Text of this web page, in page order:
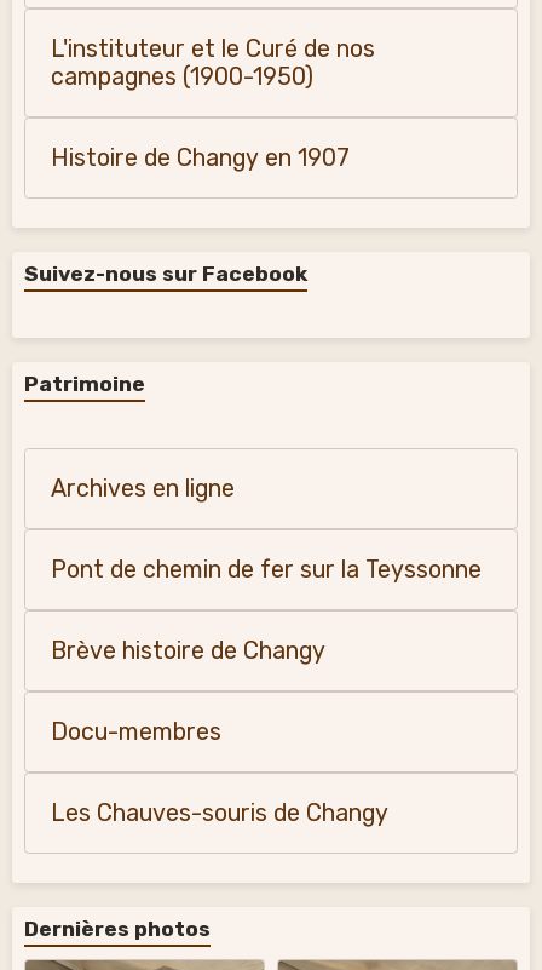
L'instituteur et le Curé de nos
campagnes (1900-1950)
Histoire de Changy en 1907
Suivez-nous sur Facebook
Patrimoine
Archives en ligne
Pont de chemin de fer sur la Teyssonne
Brève histoire de Changy
Docu-membres
Les Chauves-souris de Changy
Dernières photos